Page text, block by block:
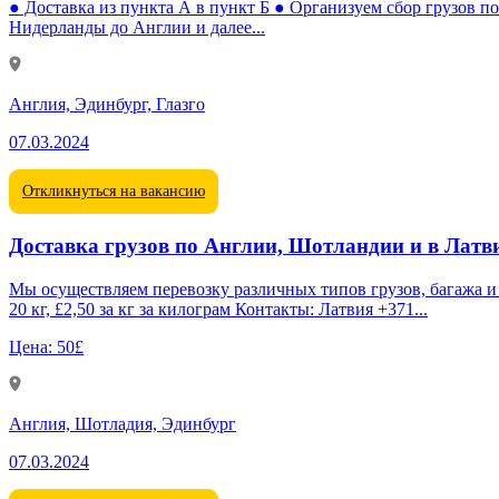
● Доставка из пункта А в пункт Б ● Организуем сбор
Нидерланды до Англии и далее...
Англия, Эдинбург, Глазго
07.03.2024
Откликнуться на вакансию
Доставка грузов по Англии, Шотландии и в
Мы осуществляем перевозку различных типов грузов, багажа и мебели,
20 кг, £2,50 за кг за килограм Контакты: Латвия +371...
Цена: 50£
Англия, Шотладия, Эдинбург
07.03.2024